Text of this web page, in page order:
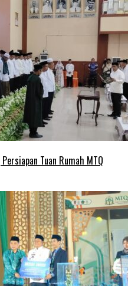
Tuan Rumah MTQ